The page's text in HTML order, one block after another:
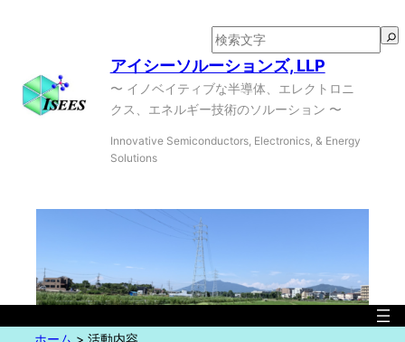
アイシーソルーションズ, LLP
検
索
〜 イノベイティブな半導体、エレクトロニ
クス、エネルギー技術のソルーション 〜
Innovative Semiconductors, Electronics, & Energy
Solutions
ホーム > 活動内容